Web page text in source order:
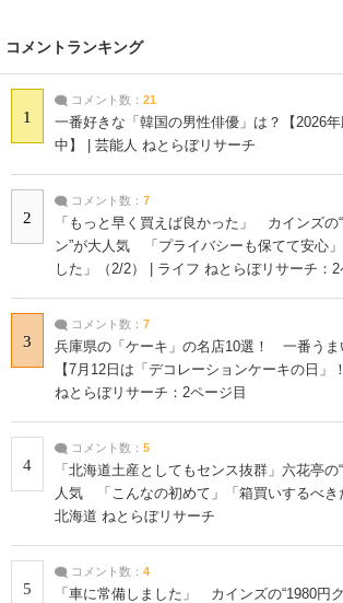
コメントランキング
1
コメント数： 21
一番好きな「韓国の男性俳優」は？【2026
中】 | 芸能人 ねとらぼリサーチ
2
コメント数： 7
「もっと早く買えば良かった」 カインズの
ン”が大人気 「プライバシーも保てて安心
した」（2/2） | ライフ ねとらぼリサーチ：2
3
コメント数： 7
兵庫県の「ケーキ」の名店10選！ 一番うま
【7月12日は「デコレーションケーキの日」
ねとらぼリサーチ：2ページ目
4
コメント数： 5
「北海道土産としてもセンス抜群」六花亭の
人気 「こんなの初めて」「箱買いするべき
北海道 ねとらぼリサーチ
5
コメント数： 4
「車に常備しました」 カインズの“1980円